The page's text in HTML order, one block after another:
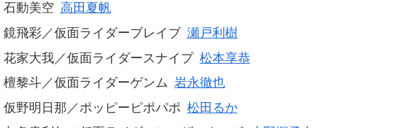
石動美空 高田夏帆
鏡飛彩／仮面ライダーブレイブ 瀬戸利樹
花家大我／仮面ライダースナイプ 松本享恭
檀黎斗／仮面ライダーゲンム 岩永徹也
仮野明日那／ポッピーピポパポ 松田るか